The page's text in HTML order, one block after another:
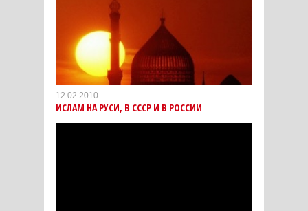
12.02.2010
ИСЛАМ НА РУСИ, В СССР И В РОССИИ